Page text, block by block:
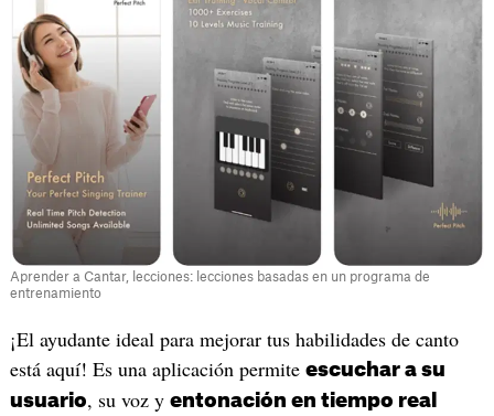
Aprender a Cantar, lecciones: lecciones basadas en un programa de
entrenamiento
¡El ayudante ideal para mejorar tus habilidades de canto
está aquí! Es una aplicación permite escuchar a su
usuario, su voz y entonación en tiempo real